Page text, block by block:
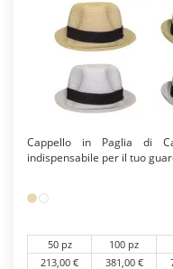
Cappello in Paglia di
indispensabile per il tuo
50 pz 100 pz
213,00 €
381,00 €